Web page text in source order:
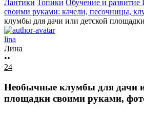
Лантики Топики Обучение и развитие
своими руками: качели, песочницы,
клумбы для дачи или детской
lina
Лина
••
24
Необычные клумбы для дачи
площадки своими руками,